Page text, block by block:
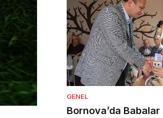
GENEL
Bornova’da Babalar